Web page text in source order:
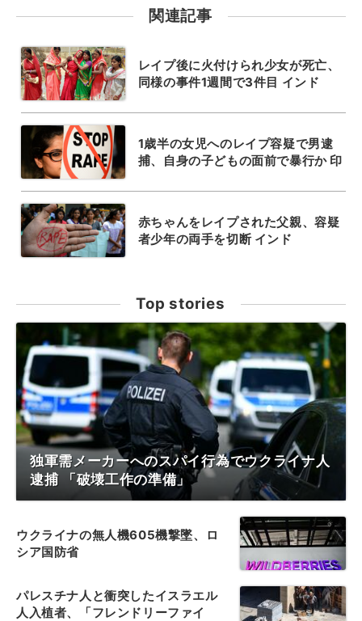
関連記事
レイプ後に火付けられ少女が死亡、
同様の事件1週間で3件目 インド
1歳半の女児へのレイプ容疑で男逮
捕、自身の子どもの面前で暴行か 印
赤ちゃんをレイプされた父親、容疑
者少年の両手を切断 インド
Top stories
独軍需メーカーへのスパイ行為でウクライナ人
逮捕 「破壊工作の準備」
ウクライナの無人機605機撃墜、ロ
シア国防省
パレスチナ人と衝突したイスラエル
人入植者、「フレンドリーファイ